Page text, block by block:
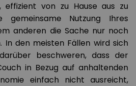
effizient von zu Hause aus zu
gemeinsame Nutzung Ihres
anderen die Sache nur noch
In den meisten Fällen wird sich
beschweren, dass der
in Bezug auf anhaltenden
einfach nicht ausreicht,